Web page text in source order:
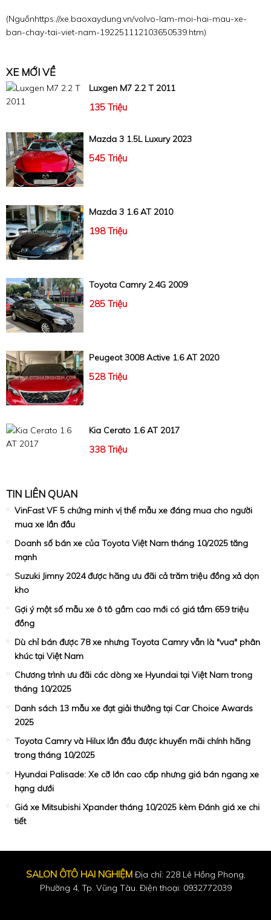
(Nguồnhttps://xe.baoxaydung.vn/volvo-lam-moi-hai-mau-xe-
ban-chay-tai-viet-nam-192251112103650539.htm)
XE MỚI VỀ
Luxgen M7 2.2 T 2011
135 Triệu
Mazda 3 1.5L Luxury 2023
545 Triệu
Mazda 3 1.6 AT 2010
198 Triệu
Toyota Camry 2.4G 2009
285 Triệu
Peugeot 3008 Active 1.6 AT 2020
528 Triệu
Kia Cerato 1.6 AT 2017
338 Triệu
TIN LIÊN QUAN
VinFast VF 5 chứng minh vị thế mẫu xe đáng mua cho người
mua xe lần đầu
Doanh số bán xe của Toyota Việt Nam tháng 10/2025 tăng
mạnh
Suzuki Jimny 2024 được hãng ưu đãi cả trăm triệu đồng xả dọn
kho
Gợi ý một số mẫu xe ô tô gầm cao mới có giá tầm 659 triệu
đồng
Dù chỉ bán được 78 xe nhưng Toyota Camry vẫn là "vua" phân
khúc tại Việt Nam
Chương trình ưu đãi các dòng xe Hyundai tại Việt Nam trong
tháng 10/2025
Danh sách 13 mẫu xe đạt giải thưởng tại Car Choice Awards
2025
Toyota Camry và Hilux lần đầu được khuyến mãi chính hãng
trong tháng 10/2025
Hyundai Palisade: Xe cỡ lớn cao cấp nhưng giá bán ngang xe
hạng dưới
Giá xe Mitsubishi Xpander tháng 10/2025 kèm Đánh giá xe chi
tiết
SALON ÔTÔ HAI NGHIỆM Địa chỉ: 228 Lê Hồng Phong,
Phường 4, Tp. Vũng Tàu. Điện thoại: 0932772039